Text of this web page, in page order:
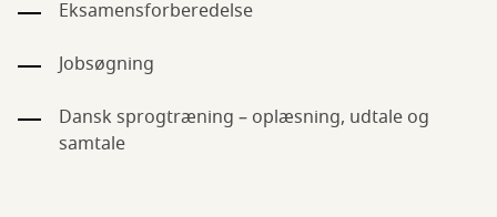
Eksamensforberedelse
Jobsøgning
Dansk sprogtræning – oplæsning, udtale og
samtale